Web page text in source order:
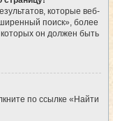
которые веб-
поиск», более
он должен быть
по ссылке «Найти